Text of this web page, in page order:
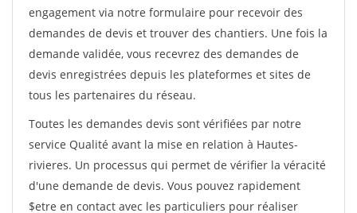
engagement via notre formulaire pour recevoir des
demandes de devis et trouver des chantiers. Une fois la
demande validée, vous recevrez des demandes de
devis enregistrées depuis les plateformes et sites de
tous les partenaires du réseau.
Toutes les demandes devis sont vérifiées par notre
service Qualité avant la mise en relation à Hautes-
rivieres. Un processus qui permet de vérifier la véracité
d'une demande de devis. Vous pouvez rapidement
$etre en contact avec les particuliers pour réaliser